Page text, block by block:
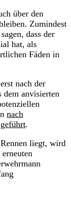
über den
Zumindest
dass der
hat, als
Fäden in
nach der
anvisierten
nach
.
liegt, wird